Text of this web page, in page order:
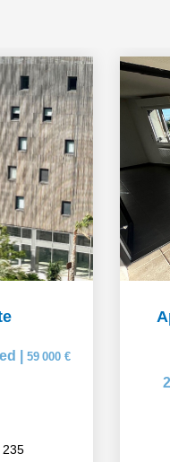
59 000 €
235